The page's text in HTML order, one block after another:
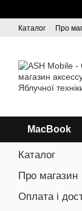
Каталог Про
MacBook
Каталог
Про магазин
Оплата і